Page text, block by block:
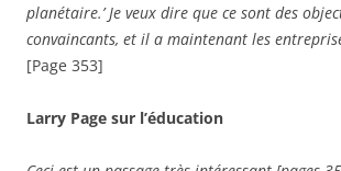
planétaire.’ Je veux dire que ce sont des
convaincants, et il a maintenant les
[Page 353]
Larry Page sur l’éducation